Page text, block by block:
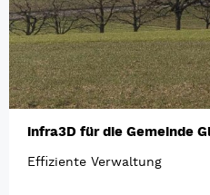
infra3D für die Gemeinde
Effiziente Verwaltung